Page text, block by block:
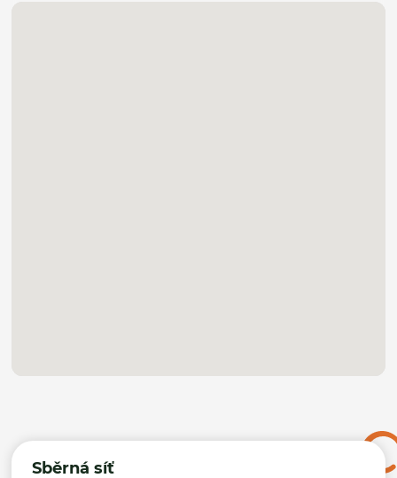
Sběrná síť